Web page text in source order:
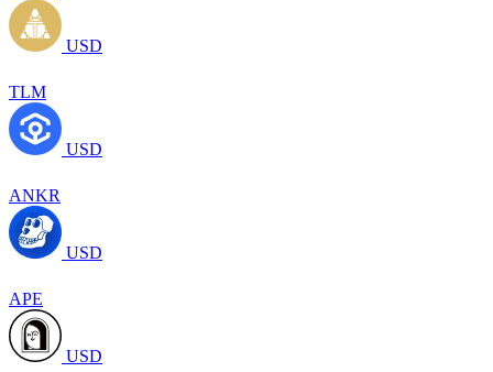
USD
TLM
USD
ANKR
USD
APE
USD